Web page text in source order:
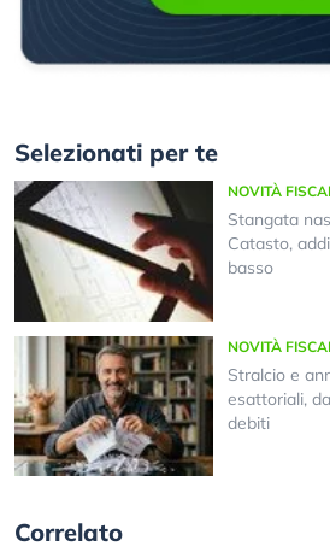
Selezionati per te
NOVITÀ
Stangata
Catasto,
basso
NOVITÀ
Stralcio e
esattoriali,
debiti
Correlato